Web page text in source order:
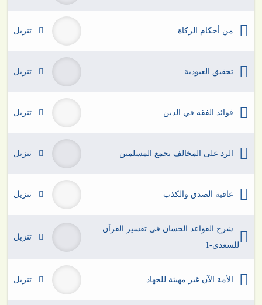
من أحكام الزكاة تنزيل
تحقيق العبودية تنزيل
فوائد الفقه في الدين تنزيل
الرد على المخالف يجمع المسلمين تنزيل
عاقبة الصدق والكذب تنزيل
شرح القواعد الحسان في تفسير القرآن
للسعدي-1
تنزيل
الأمة الآن غير مهيئة للجهاد تنزيل